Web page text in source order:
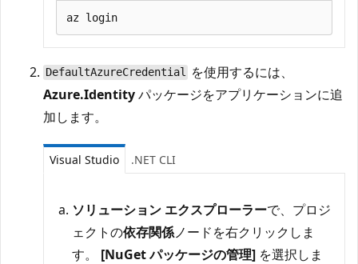
DefaultAzureCredential を使用するには、
Azure.Identityパッケージをアプリケーションに追
加します。
Visual Studio .NET CLI
ソリューション エクスプローラーで、プロジ
ェクトの依存関係ノードを右クリックしま
す。 [NuGet パッケージの管理] を選択しま